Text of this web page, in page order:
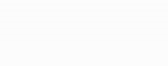
zum Waddendijk.